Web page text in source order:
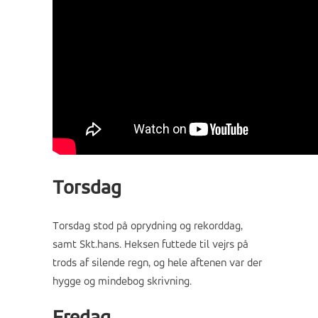
Torsdag
Torsdag stod på oprydning og rekorddag,
samt Skt.hans. Heksen futtede til vejrs på
trods af silende regn, og hele aftenen var der
hygge og mindebog skrivning.